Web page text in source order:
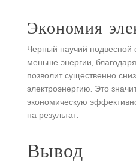
Экономия
Черный паучий подвесной
меньше энергии,
позволит существенно
электроэнергию. Это
экономическую
на результат.
Вывод